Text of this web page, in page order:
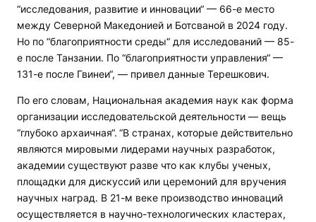
“исследования, развитие и инновации“ — 66-е место
между Северной Македонией и Ботсваной в 2024 году.
Но по “благоприятности среды“ для исследований — 85-
е после Танзании. По “благоприятности управления“ —
131-е после Гвинеи“, — привел данные Терешкович.
По его словам, Национальная академия наук как форма
организации исследовательской деятельности — вещь
“глубоко архаичная“. “В странах, которые действительно
являются мировыми лидерами научных разработок,
академии существуют разве что как клубы ученых,
площадки для дискуссий или церемоний для вручения
научных наград. В 21-м веке производство инноваций
осуществляется в научно-технологических кластерах,